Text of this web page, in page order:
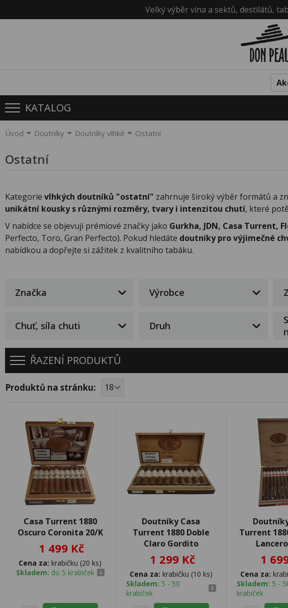
Velký výběr vína a sektů, destilátů,
KATALOG
Úvod Doutníky Doutníky vlhké Ostatní
Ostatní
Kategorie vlhkých doutníků "ostatní" zahrnuje široký výběr formátů a
unikátní kousky s různými rozměry, tvary i intenzitou chutí, které
V nabídce se objevují prémiové značky jako Gurkha, JDN, Casa Turrent,
Perfecto, Toro, Gran Perfecto). Pokud hledáte doutníky pro výjimečné
nabídkou a dopřejte si zážitek z kvalitního tabáku.
Značka Výrobce
Chuť, síla chuti Druh
ŘAZENÍ PRODUKTŮ
Produktů na stránku:
Casa Turrent 1880
Oscuro Coronita 20/K
1 499 Kč
Cena za: krabičku (20 ks)
Skladem: do 5 krabiček
Doutníky Casa
Turrent 1880 Doble
Claro Gordito
1 299 Kč
Cena za: krabičku (10 ks)
Skladem: 5 - 50
krabiček
Turrent
1
Cena za:
Skladem: 5 -
krabiček